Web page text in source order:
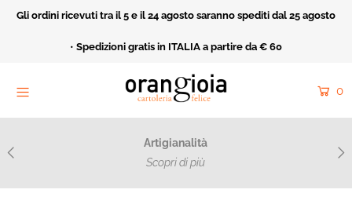
Gli ordini ricevuti tra il 5 e il 24 agosto saranno spediti dal 25 agosto
• Spedizioni gratis in ITALIA a partire da € 60
0
Artigianalità
Scopri di più
Rivendita
Acquarello e ricamo